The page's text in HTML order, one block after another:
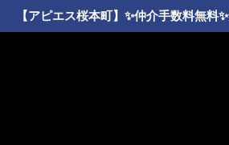
【アピエス桜本町】✨️仲介手数料無料